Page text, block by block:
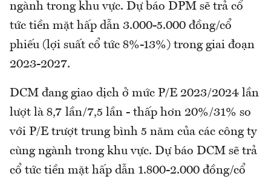
ngành trong khu vực. Dự báo DPM sẽ trả cổ
tức tiền mặt hấp dẫn 3.000-5.000 đồng/cổ
phiếu (lợi suất cổ tức 8%-13%) trong giai đoạn
2023-2027.
DCM đang giao dịch ở mức P/E 2023/2024 lần
lượt là 8,7 lần/7,5 lần - thấp hơn 20%/31% so
với P/E trượt trung bình 5 năm của các công ty
cùng ngành trong khu vực. Dự báo DCM sẽ trả
cổ tức tiền mặt hấp dẫn 1.800-2.000 đồng/cổ